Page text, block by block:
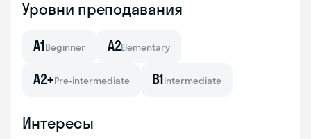
Уровни преподавания
A1Beginner A2Elementary
A2+Pre-intermediate B1Intermediate
Интересы